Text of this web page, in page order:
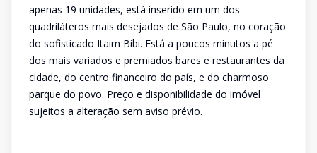
apenas 19 unidades, está inserido em um dos
quadriláteros mais desejados de São Paulo, no coração
do sofisticado Itaim Bibi. Está a poucos minutos a pé
dos mais variados e premiados bares e restaurantes da
cidade, do centro financeiro do país, e do charmoso
parque do povo. Preço e disponibilidade do imóvel
sujeitos a alteração sem aviso prévio.